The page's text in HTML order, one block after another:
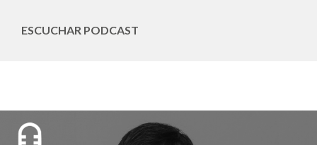
ESCUCHAR PODCAST